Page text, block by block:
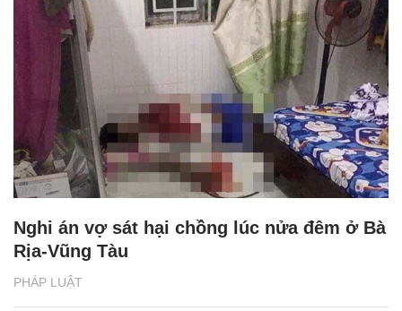
PHÁP LUẬT
Nghi án vợ sát hại chồng lúc nửa đêm ở Bà
Rịa-Vũng Tàu